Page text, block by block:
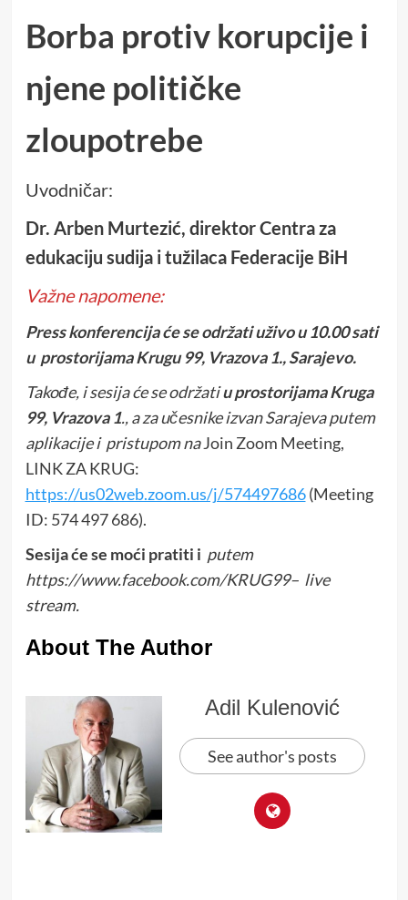
Borba protiv korupcije i
njene političke
zloupotrebe
Uvodničar:
Dr. Arben Murtezić, direktor Centra za
edukaciju sudija i tužilaca Federacije BiH
Važne napomene:
Press konferencija će se održati uživo u 10.00 sati
u prostorijama Krugu 99, Vrazova 1., Sarajevo.
Takođe, i sesija će se održatiu prostorijama Kruga
99, Vrazova 1., a za učesnike izvan Sarajeva putem
aplikacije i pristupom naJoin Zoom Meeting,
LINK ZA KRUG:
https://us02web.zoom.us/j/574497686(Meeting
ID: 574 497 686).
Sesija će se moći pratiti i putem
https://www.facebook.com/KRUG99– live
stream.
About The Author
Adil Kulenović
See author's posts